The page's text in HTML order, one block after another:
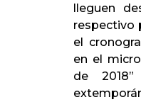
lleguen
respectivo
el
en el
de